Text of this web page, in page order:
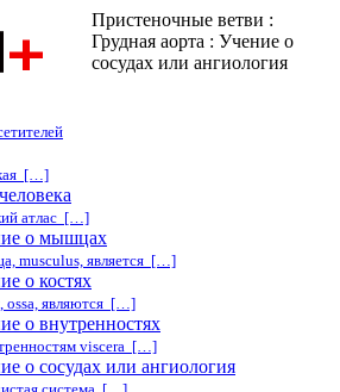
Пристеночные ветви :
Грудная аорта : Учение о
сосудах или ангиология
[…]
атлас […]
о мышцах
musculus, является […]
о костях
ossa, являются […]
о внутренностях
viscera […]
о сосудах или ангиология